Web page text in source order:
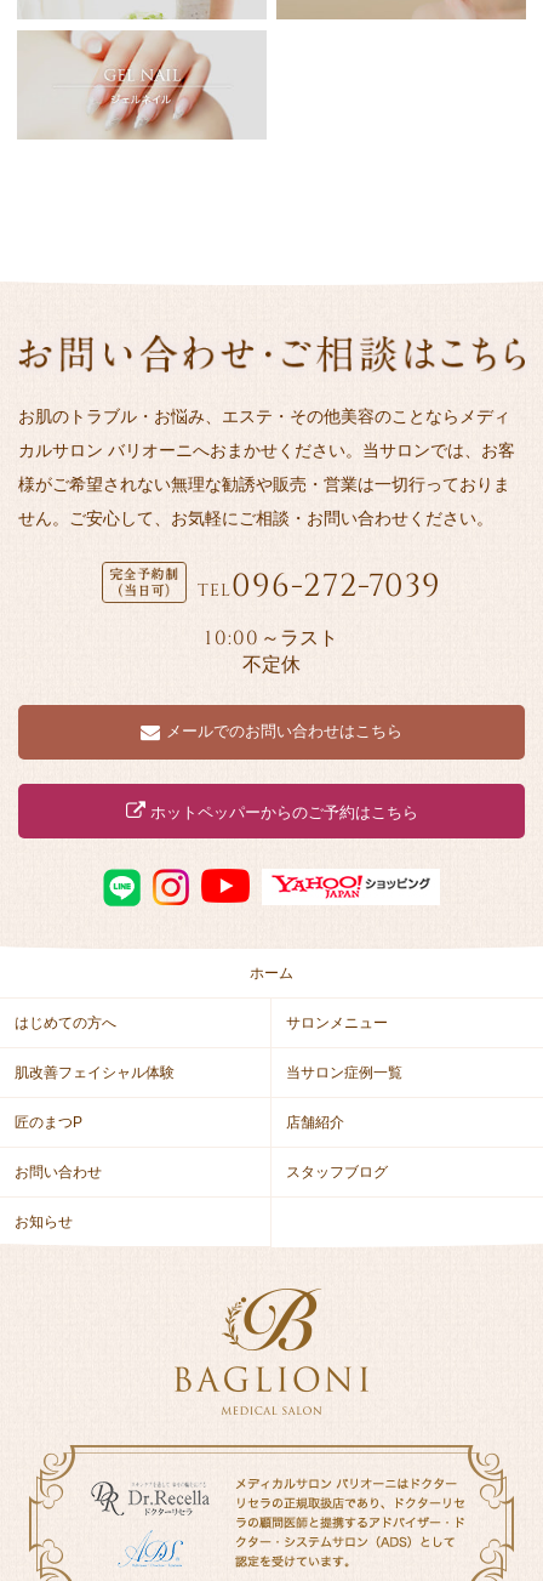
お肌のトラブル・お悩み、エステ・その他美容のことならメディ
カルサロン バリオーニへおまかせください。当サロンでは、お客
様がご希望されない無理な勧誘や販売・営業は一切行っておりま
せん。ご安心して、お気軽にご相談・お問い合わせください。
TEL096-272-7039
10:00 ～ラスト
不定休
メールでのお問い合わせはこちら
ホットペッパーからのご予約はこちら
ホーム
はじめての方へ サロンメニュー
肌改善フェイシャル体験 当サロン症例一覧
匠のまつP 店舗紹介
お問い合わせ スタッフブログ
お知らせ